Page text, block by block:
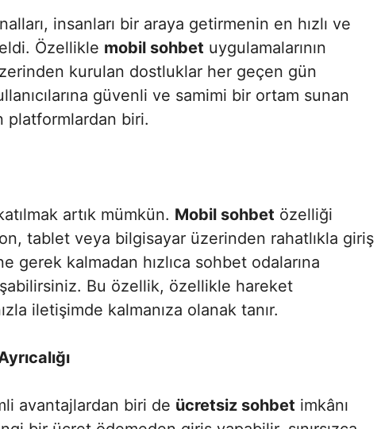
insanları bir araya getirmenin en hızlı ve
Özellikle mobil sohbet uygulamalarının
kurulan dostluklar her geçen gün
güvenli ve samimi bir ortam sunan
platformlardan biri.
artık mümkün. Mobil sohbet özelliği
tablet veya bilgisayar üzerinden rahatlıkla giriş
gerek kalmadan hızlıca sohbet odalarına
Bu özellik, özellikle hareket
iletişimde kalmanıza olanak tanır.
avantajlardan biri de ücretsiz sohbet imkânı